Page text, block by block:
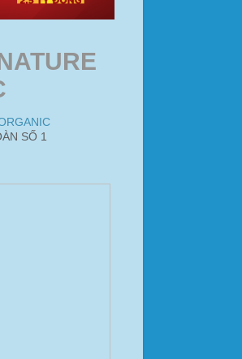
SỐ 1